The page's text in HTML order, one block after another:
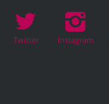
Twitter Instagram